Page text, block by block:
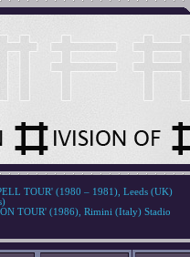
TOUR' (1980 – 1981), Leeds (UK)
TOUR' (1986), Rimini (Italy) Stadio